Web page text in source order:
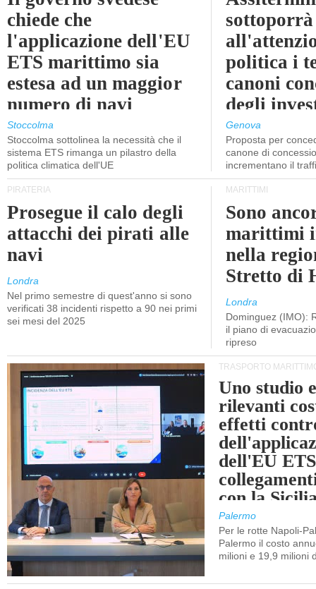
chiede che
l'applicazione dell'EU
ETS marittimo sia
estesa ad un maggior
numero di navi
Stoccolma
Stoccolma sottolinea la necessità che il
sistema ETS rimanga un pilastro della
politica climatica dell'UE
sottoporrà
politica i
canoni
degli
Genova
Proposta per
canone di
incrementano il
PIRATERIA
Prosegue il calo degli
attacchi dei pirati alle
navi
Londra
Nel primo semestre di quest'anno si sono
verificati 38 incidenti rispetto a 90 nei primi
sei mesi del 2025
MARITTIMI
Sono
marittimi
nella
Stretto di
Londra
Dominguez (IMO):
il piano di
ripreso
TRASPORTO
Uno studio
rilevanti
effetti
dell'EU
con la
Palermo
Per le rotte Napoli-
Palermo il costo
milioni e 19,9 milioni